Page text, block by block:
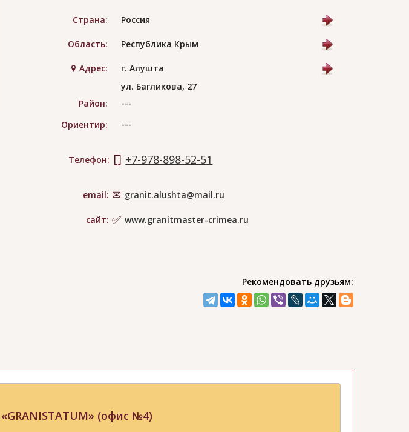
Страна: Россия
Область: Республика Крым
Адрес:
г. Алушта
ул. Багликова, 27
Район:
---
Ориентир:
---
Телефон: +7-978-898-52-51
email: granit.alushta@mail.ru
сайт: www.granitmaster-crimea.ru
Рекомендовать друзьям:
(офис №4)